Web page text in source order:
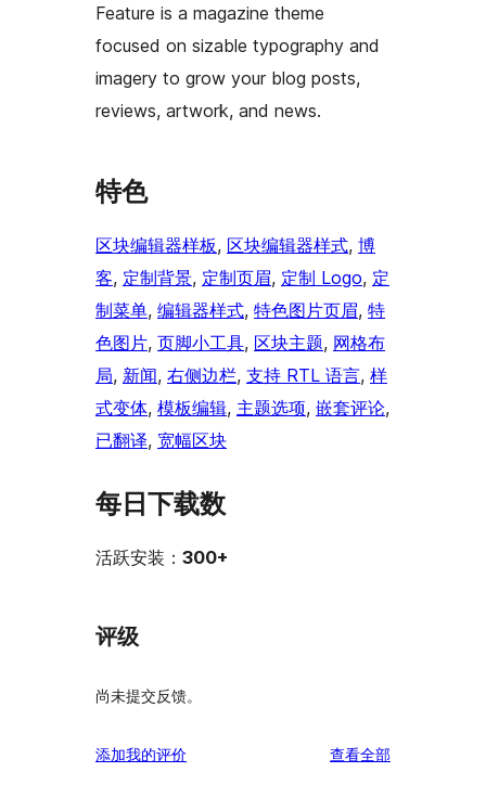
Feature is a magazine theme
focused on sizable typography and
imagery to grow your blog posts,
reviews, artwork, and news.
特色
区块编辑器样板, 区块编辑器样式, 博
客, 定制背景, 定制页眉, 定制 Logo, 定
制菜单, 编辑器样式, 特色图片页眉, 特
色图片, 页脚小工具, 区块主题, 网格布
局, 新闻, 右侧边栏, 支持 RTL 语言, 样
式变体, 模板编辑, 主题选项, 嵌套评论
已翻译, 宽幅区块
每日下载数
活跃安装： 300+
评级
尚未提交反馈。
添加我的评价 查看全部评